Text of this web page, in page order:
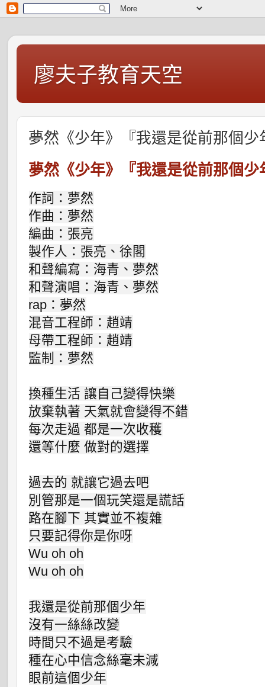
廖夫子教育天空
夢然《少年》『我還是從前那個少
夢然《少年》『我還是從前那個少
作詞：夢然
作曲：夢然
編曲：張亮
製作人：張亮、徐閣
和聲編寫：海青、夢然
和聲演唱：海青、夢然
rap：夢然
混音工程師：趙靖
母帶工程師：趙靖
監制：夢然
換種生活 讓自己變得快樂
放棄執著 天氣就會變得不錯
每次走過 都是一次收穫
還等什麼 做對的選擇
過去的 就讓它過去吧
別管那是一個玩笑還是謊話
路在腳下 其實並不複雜
只要記得你是你呀
Wu oh oh
Wu oh oh
我還是從前那個少年
沒有一絲絲改變
時間只不過是考驗
種在心中信念絲毫未減
眼前這個少年